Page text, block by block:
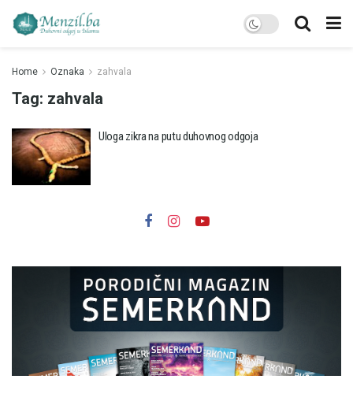
Home Oznaka zahvala
Tag: zahvala
Uloga zikra na putu duhovnog odgoja